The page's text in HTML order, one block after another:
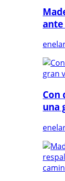
ante
Con
una